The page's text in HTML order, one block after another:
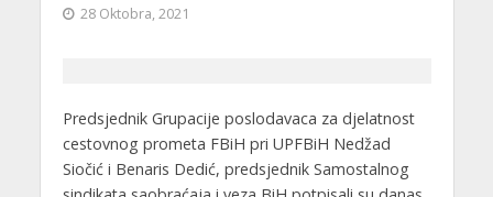
28 Oktobra, 2021
Predsjednik Grupacije poslodavaca za djelatnost
cestovnog prometa FBiH pri UPFBiH Nedžad
Siočić i Benaris Dedić, predsjednik Samostalnog